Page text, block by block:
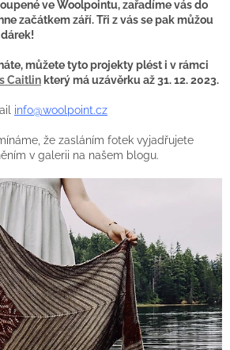
ve Woolpointu, zařadíme vás do
začátkem září. Tři z vás se pak můžou
můžete tyto projekty plést i v rámci
Caitlinkterý má uzávěrku až 31. 12. 2023.
info@woolpoint.cz
že zasláním fotek vyjadřujete
v galerii na našem blogu.